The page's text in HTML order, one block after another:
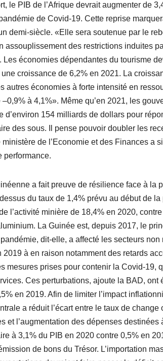
le PIB de l’Afrique devrait augmenter de
de Covid-19. Cette reprise
demi-siècle. «Elle sera soutenue par le
assouplissement des restrictions induites
Les économies dépendantes du tourisme
croissance de 6,2% en 2021. La
autres économies à forte intensité en
à 4,1%». Même qu’en 2021, les
d’environ 154 milliards de dollars pour
des sous. Il pense pouvoir doubler les
de l’Economie et des Finances a
performance.
a fait preuve de résilience face à
du taux de 1,4% prévu au début de
l’activité minière de 18,4% en 2020,
La Guinée est, depuis 2017, le
dit-elle, a affecté les secteurs
2019 à en raison notamment des retards
mesures prises pour contenir la Covid-19,
Ces perturbations, ajoute la BAD,
en 2019. Afin de limiter l’impact
a réduit l’écart entre le taux de
et l’augmentation des dépenses
à 3,1% du PIB en 2020 contre 0,5% en
de bons du Trésor. L’importation